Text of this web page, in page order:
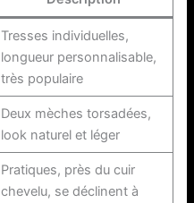
Tresses individuelles,
longueur personnalisable,
très populaire
Deux mèches torsadées,
look naturel et léger
Pratiques, près du cuir
chevelu, se déclinent à